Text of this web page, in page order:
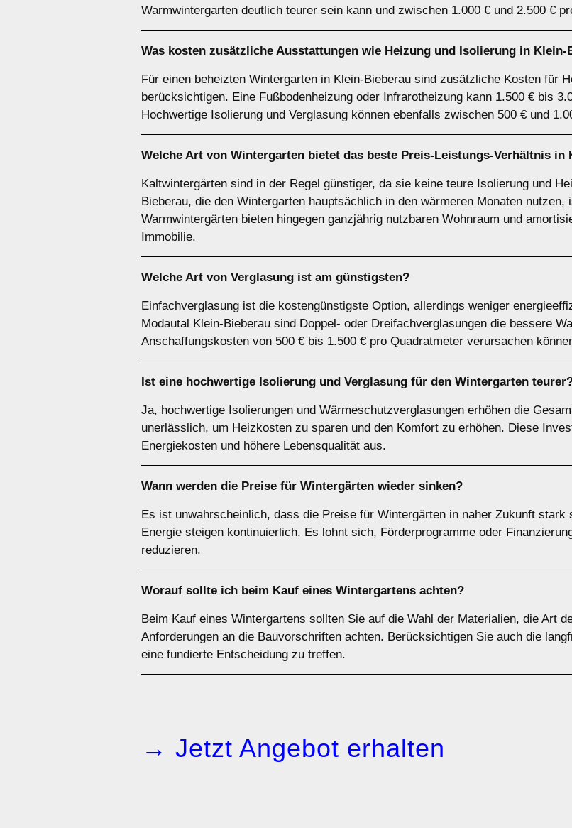
Warmwintergarten deutlich teurer sein kann und zwischen 1.000 € und 2.500 €
Was kosten zusätzliche Ausstattungen wie Heizung und Isolierung in Klein-
Für einen beheizten Wintergarten in Klein-Bieberau sind zusätzliche Kosten für
berücksichtigen. Eine Fußbodenheizung oder Infrarotheizung kann 1.500 € bis
Hochwertige Isolierung und Verglasung können ebenfalls zwischen 500 € und
Welche Art von Wintergarten bietet das beste Preis-Leistungs-Verhältnis in
Kaltwintergärten sind in der Regel günstiger, da sie keine teure Isolierung und
Bieberau, die den Wintergarten hauptsächlich in den wärmeren Monaten
Warmwintergärten bieten hingegen ganzjährig nutzbaren Wohnraum und
Immobilie.
Welche Art von Verglasung ist am günstigsten?
Einfachverglasung ist die kostengünstigste Option, allerdings weniger
Modautal Klein-Bieberau sind Doppel- oder Dreifachverglasungen die bessere
Anschaffungskosten von 500 € bis 1.500 € pro Quadratmeter verursachen
Ist eine hochwertige Isolierung und Verglasung für den Wintergarten
Ja, hochwertige Isolierungen und Wärmeschutzverglasungen erhöhen die
unerlässlich, um Heizkosten zu sparen und den Komfort zu erhöhen. Diese
Energiekosten und höhere Lebensqualität aus.
Wann werden die Preise für Wintergärten wieder sinken?
Es ist unwahrscheinlich, dass die Preise für Wintergärten in naher Zukunft
Energie steigen kontinuierlich. Es lohnt sich, Förderprogramme oder
reduzieren.
Worauf sollte ich beim Kauf eines Wintergartens achten?
Beim Kauf eines Wintergartens sollten Sie auf die Wahl der Materialien, die Art
Anforderungen an die Bauvorschriften achten. Berücksichtigen Sie auch die
eine fundierte Entscheidung zu treffen.
→ Jetzt Angebot erhalten